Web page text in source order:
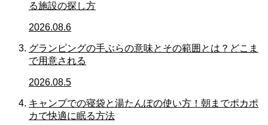
る施設の探し方
2026.08.6
グランピングの手ぶらの意味とその範囲とは？どこま
で用意される
2026.08.5
キャンプでの寝袋と湯たんぽの使い方！朝までポカポ
カで快適に眠る方法